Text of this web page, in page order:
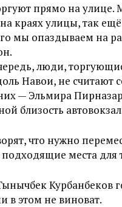
прямо на улице.
краях улицы, так
мы опаздываем на
люди,
Навои, не считают
— Эльмира
близость
что нужно
подходящие места для
Курбанбеков
в этом не виноват.